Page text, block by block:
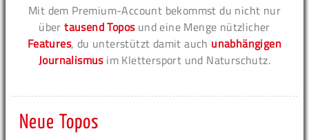
Mit dem Premium-Account bekommst du nicht nur
übertausend Toposund eine Menge nützlicher
Features, du unterstützt damit auch unabhängigen
Journalismusim Klettersport und Naturschutz.
Neue Topos